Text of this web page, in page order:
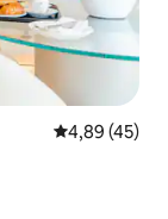
Calificación
4,89 (45)